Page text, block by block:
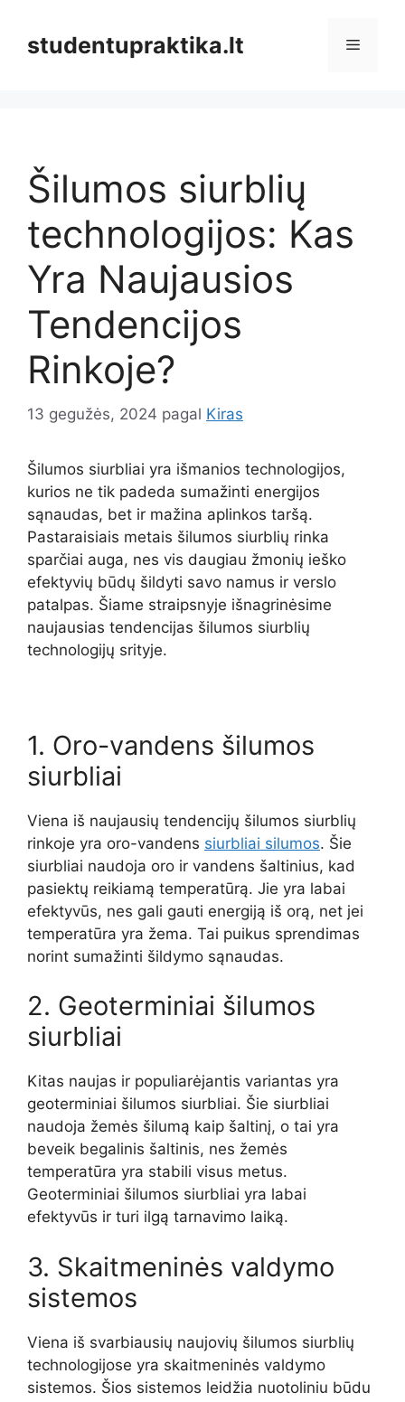
turiniostudentupraktika.lt Meniu
Šilumos siurblių
technologijos: Kas
Yra Naujausios
Tendencijos
Rinkoje?
13 gegužės, 2024 pagal Kiras
Šilumos siurbliai yra išmanios technologijos,
kurios ne tik padeda sumažinti energijos
sąnaudas, bet ir mažina aplinkos taršą.
Pastaraisiais metais šilumos siurblių rinka
sparčiai auga, nes vis daugiau žmonių ieško
efektyvių būdų šildyti savo namus ir verslo
patalpas. Šiame straipsnyje išnagrinėsime
naujausias tendencijas šilumos siurblių
technologijų srityje.
1. Oro-vandens šilumos
siurbliai
Viena iš naujausių tendencijų šilumos siurblių
rinkoje yra oro-vandens siurbliai silumos. Šie
siurbliai naudoja oro ir vandens šaltinius, kad
pasiektų reikiamą temperatūrą. Jie yra labai
efektyvūs, nes gali gauti energiją iš orą, net jei
temperatūra yra žema. Tai puikus sprendimas
norint sumažinti šildymo sąnaudas.
2. Geoterminiai šilumos
siurbliai
Kitas naujas ir populiarėjantis variantas yra
geoterminiai šilumos siurbliai. Šie siurbliai
naudoja žemės šilumą kaip šaltinį, o tai yra
beveik begalinis šaltinis, nes žemės
temperatūra yra stabili visus metus.
Geoterminiai šilumos siurbliai yra labai
efektyvūs ir turi ilgą tarnavimo laiką.
3. Skaitmeninės valdymo
sistemos
Viena iš svarbiausių naujovių šilumos siurblių
technologijose yra skaitmeninės valdymo
sistemos. Šios sistemos leidžia nuotoliniu būdu